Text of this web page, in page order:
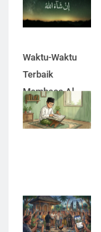
Waktu-Waktu
Terbaik
Membaca Al-
Qur’an